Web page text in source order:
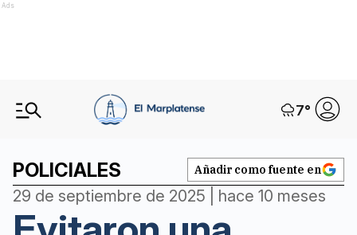
Ads
7°
POLICIALES Añadir como fuente en
29 de septiembre de 2025 | hace 10 meses